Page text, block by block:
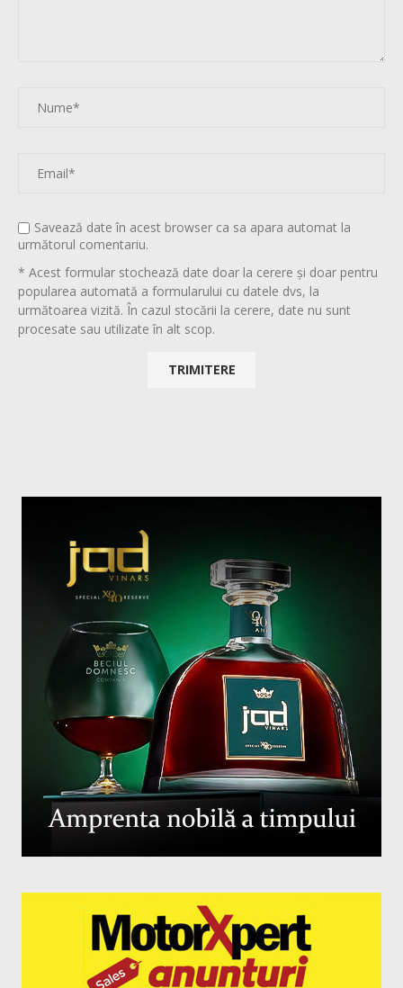
Savează date în acest browser ca sa apara automat la
următorul comentariu.
* Acest formular stochează date doar la cerere și doar pentru
popularea automată a formularului cu datele dvs, la
următoarea vizită. În cazul stocării la cerere, date nu sunt
procesate sau utilizate în alt scop.